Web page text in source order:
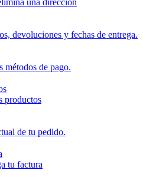
devoluciones y fechas de entrega.
métodos de pago.
productos
de tu pedido.
tu factura